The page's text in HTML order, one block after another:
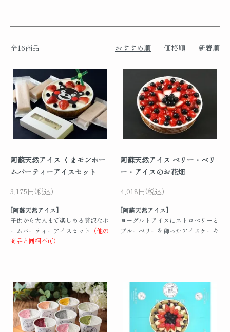
全16商品 おすすめ順 価格順 新着順
阿蘇天然アイス くまモンホー
ムパーティーアイスセット
3,175円(税込)
[阿蘇天然アイス]
子供から大人まで楽しめる贅沢なホ
ームパーティーアイスセット
（他の
商品と同梱不可）
阿蘇天然アイス ベリー・ベリ
ー・アイスのお花畑
4,018円(税込)
[阿蘇天然アイス]
ヨーグルトアイスにストロベリーと
ブルーベリーを飾ったアイスケーキ